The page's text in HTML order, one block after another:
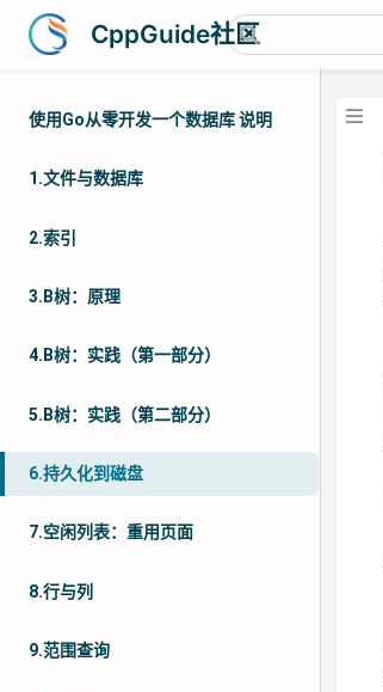
CppGuide社区
使用Go从零开发一个数据库 说明
1.文件与数据库
2.索引
3.B树：原理
4.B树：实践（第一部分）
5.B树：实践（第二部分）
6.持久化到磁盘
7.空闲列表：重用页面
8.行与列
9.范围查询